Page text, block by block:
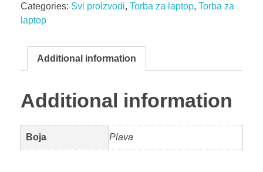
Categories: Svi proizvodi, Torba za laptop, Torba za
laptop
Additional information
Additional information
Boja Plava